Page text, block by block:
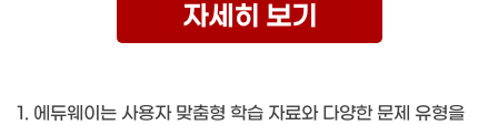
자세히 보기
1. 에듀웨이는 사용자 맞춤형 학습 자료와 다양한 문제 유형을